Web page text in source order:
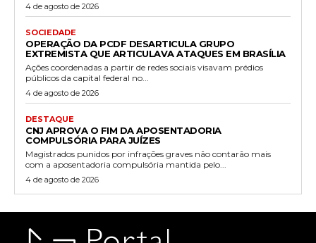
4 de agosto de 2026
SOCIEDADE
OPERAÇÃO DA PCDF DESARTICULA GRUPO
EXTREMISTA QUE ARTICULAVA ATAQUES EM BRASÍLIA
Ações coordenadas a partir de redes sociais visavam prédios
públicos da capital federal no...
4 de agosto de 2026
DESTAQUE
CNJ APROVA O FIM DA APOSENTADORIA
COMPULSÓRIA PARA JUÍZES
Magistrados punidos por infrações graves não contarão mais
com a aposentadoria compulsória mantida pelo...
4 de agosto de 2026